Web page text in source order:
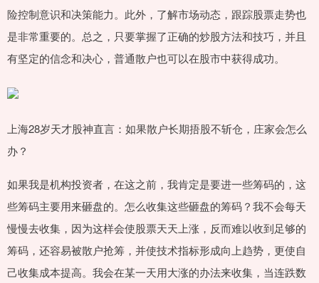
险控制意识和决策能力。此外，了解市场动态，跟踪股票走势也
是非常重要的。总之，只要掌握了正确的炒股方法和技巧，并且
有坚定的信念和决心，普通散户也可以在股市中获得成功。
上海28岁天才股神直言：如果散户长期捂股不斩仓，庄家会怎么
办？
如果我是机构投资者，在这之前，我肯定是要进一些筹码的，这
些筹码主要用来砸盘的。怎么收集这些砸盘的筹码？我不会每天
慢慢去收集，因为这样会使股票天天上涨，反而难以收到足够的
筹码，还容易被散户抢筹，并使技术指标形成向上趋势，更使自
己收集成本提高。我会在某一天用大涨的办法来收集，当连跌数